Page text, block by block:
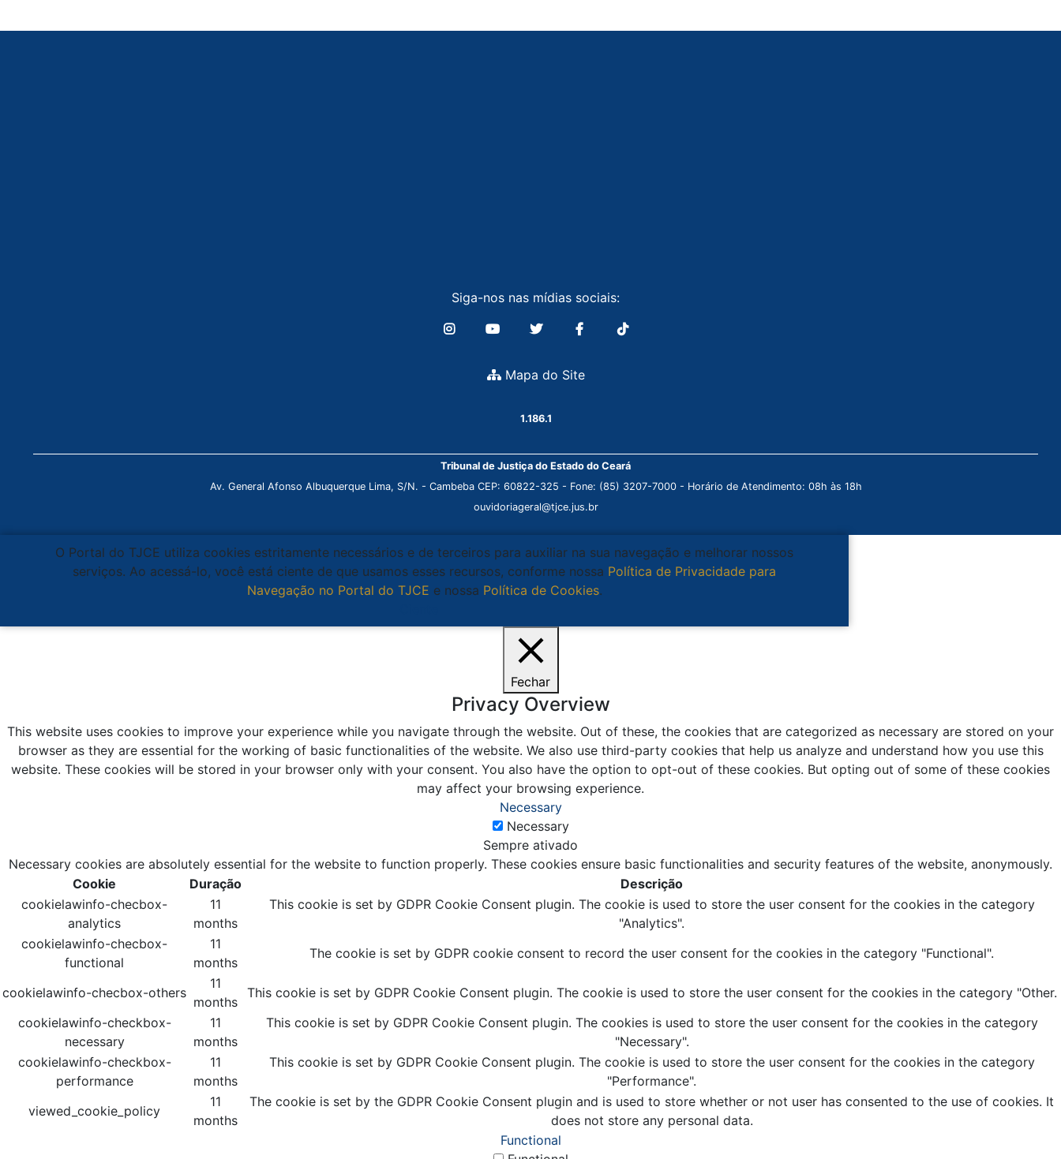
Siga-nos nas mídias sociais:
Mapa do Site
1.186.1
Tribunal de Justiça do Estado do Ceará
Av. General Afonso Albuquerque Lima, S/N. - Cambeba CEP: 60822-325 - Fone: (85) 3207-7000 - Horário de Atendimento: 08h às 18h
ouvidoriageral@tjce.jus.br
O Portal do TJCE utiliza cookies estritamente necessários e de terceiros para auxiliar na sua navegação e melhorar nossos
serviços. Ao acessá-lo, você está ciente de que usamos esses recursos, conforme nossa Política de Privacidade para
Navegação no Portal do TJCE e nossa Política de Cookies.
Fechar
Privacy Overview
This website uses cookies to improve your experience while you navigate through the website. Out of these, the cookies that are categorized as necessary are stored on your
browser as they are essential for the working of basic functionalities of the website. We also use third-party cookies that help us analyze and understand how you use this
website. These cookies will be stored in your browser only with your consent. You also have the option to opt-out of these cookies. But opting out of some of these cookies
may affect your browsing experience.
Necessary
Necessary
Sempre ativado
Necessary cookies are absolutely essential for the website to function properly. These cookies ensure basic functionalities and security features of the website, anonymously.
Cookie
Duração
Descrição
cookielawinfo-checbox-
analytics
11
months
This cookie is set by GDPR Cookie Consent plugin. The cookie is used to store the user consent for the cookies in the category
"Analytics".
cookielawinfo-checbox-
functional
11
months
The cookie is set by GDPR cookie consent to record the user consent for the cookies in the category "Functional".
cookielawinfo-checbox-others
11
months
This cookie is set by GDPR Cookie Consent plugin. The cookie is used to store the user consent for the cookies in the category "Other.
cookielawinfo-checkbox-
necessary
11
months
This cookie is set by GDPR Cookie Consent plugin. The cookies is used to store the user consent for the cookies in the category
"Necessary".
cookielawinfo-checkbox-
performance
11
months
This cookie is set by GDPR Cookie Consent plugin. The cookie is used to store the user consent for the cookies in the category
"Performance".
viewed_cookie_policy
11
months
The cookie is set by the GDPR Cookie Consent plugin and is used to store whether or not user has consented to the use of cookies. It
does not store any personal data.
Functional